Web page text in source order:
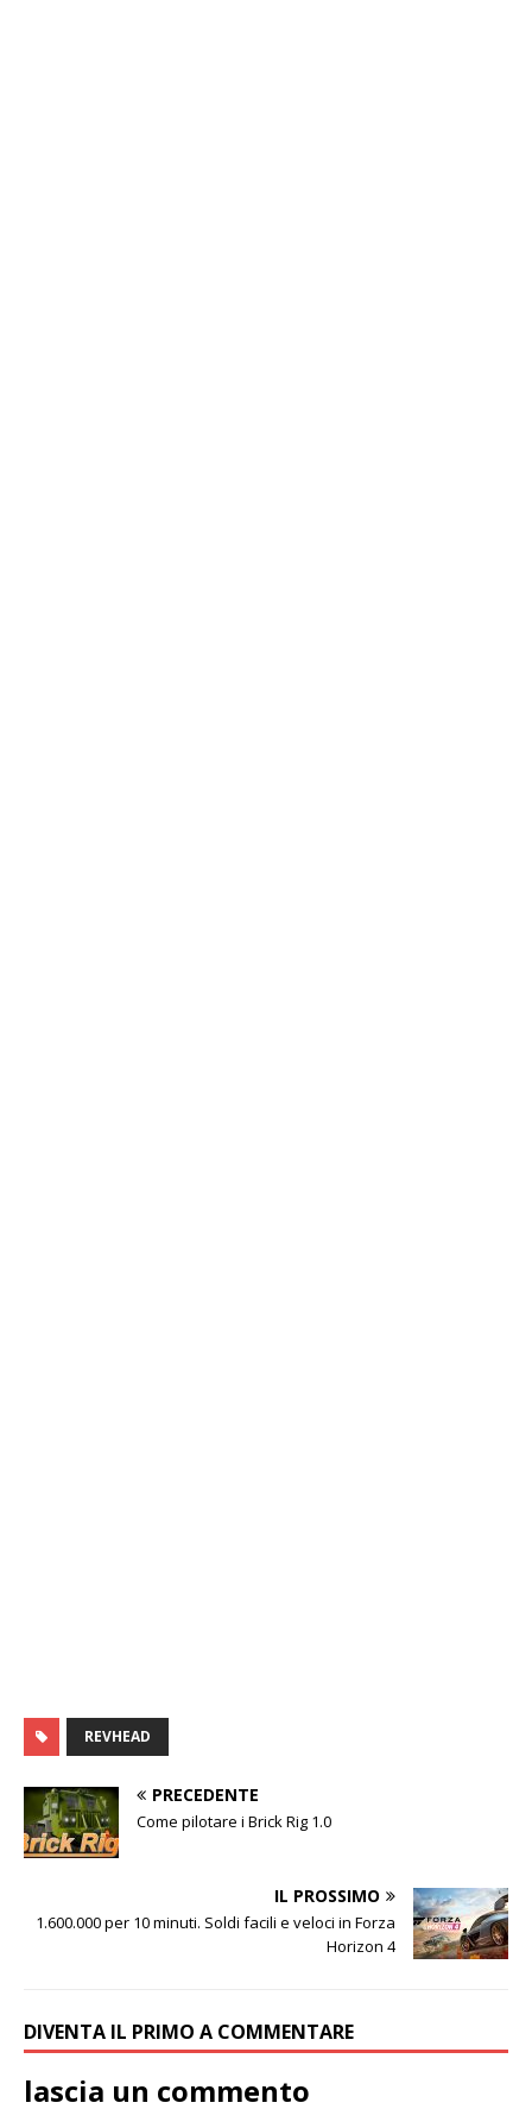
REVHEAD
PRECEDENTE
Come pilotare i Brick Rig 1.0
IL PROSSIMO
1.600.000 per 10 minuti. Soldi facili e veloci in Forza
Horizon 4
DIVENTA IL PRIMO A COMMENTARE
lascia un commento